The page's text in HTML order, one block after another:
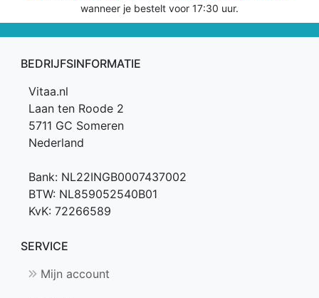
wanneer je bestelt voor 17:30 uur.
BEDRIJFSINFORMATIE
Vitaa.nl
Laan ten Roode 2
5711 GC Someren
Nederland
Bank: NL22INGB0007437002
BTW: NL859052540B01
KvK: 72266589
SERVICE
Mijn account